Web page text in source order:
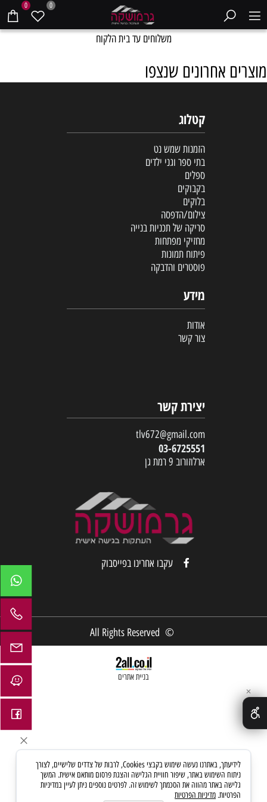
משלוחים עד בית הלקוח
0 0
מוצרים אחרונים שנצפו
קטלוג
הזמנות שמש נט
בתי ספר וגני ילדים
ספלים
בקבוקים
בלוקים
צילום/הדפסה
סריקה של תכניות בנייה
מחזיקי מפתחות
פיתוח תמונות
פוסטרים והדבקה
מידע
אודות
צור קשר
יצירת קשר
tlv672@gmail.com
03-6725551
ארלוזורוב 9 רמת גן
עקבו אחרינו בפייסבוק
© All Rights Reserved
בניית אתרים
✕
לידיעתך, באתרנו נעשה שימוש בקבצי Cookies, לרבות של צדדים שלישיים, לצורך
ניתוח השימוש באתר, שיפור חוויית הגלישה והצגת פרסום מותאם אישית. המשך
גלישה באתר מהווה את הסכמתך לשימוש זה. לפרטים נוספים ניתן לעיין במדיניות
הפרטיות. מדיניות הפרטיות